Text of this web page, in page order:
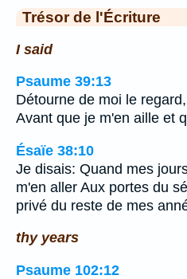
Trésor de l'Écriture
I said
Psaume 39:13
Détourne de moi le
Avant que je m'en aille et
Ésaïe 38:10
Je disais: Quand mes
m'en aller Aux portes du
privé du reste de mes
thy years
Psaume 102:12